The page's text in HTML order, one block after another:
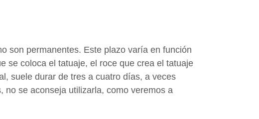
son permanentes. Este plazo varía en función
se coloca el tatuaje, el roce que crea el tatuaje
suele durar de tres a cuatro días, a veces
no se aconseja utilizarla, como veremos a